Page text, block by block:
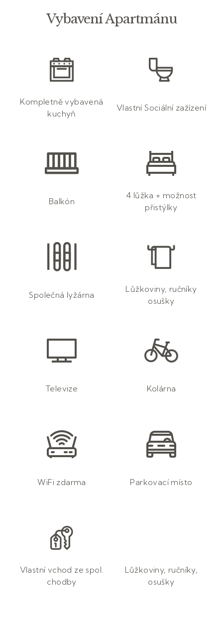
Vybavení Apartmánu
Kompletně vybavená
kuchyň
Vlastní Sociální zažízení
Balkón
4 lůžka + možnost
přistýlky
Společná lyžárna
Lůžkoviny, ručníky
osušky
Televize Kolárna
WiFi zdarma Parkovací místo
Vlastní vchod ze spol.
chodby
Lůžkoviny, ručníky,
osušky